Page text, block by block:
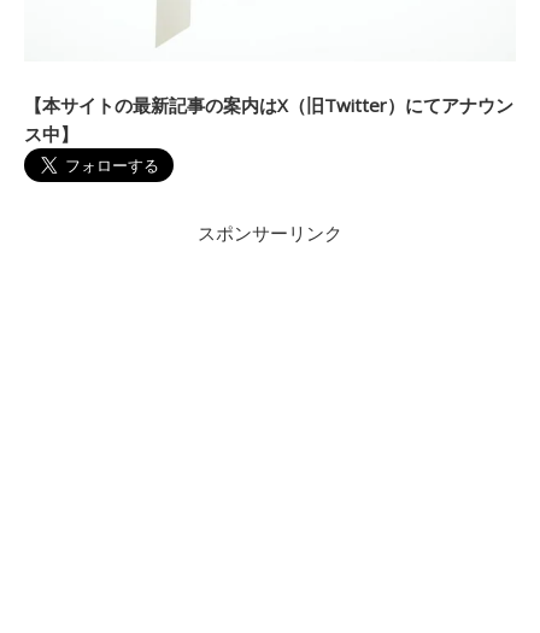
【本サイトの最新記事の案内はX（旧Twitter）にてアナウン
ス中】
スポンサーリンク